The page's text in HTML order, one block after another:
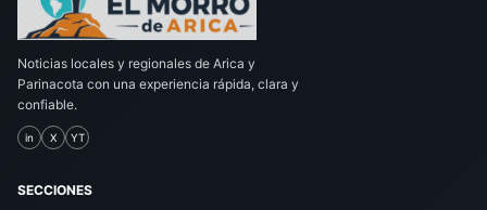
Noticias locales y regionales de Arica y
Parinacota con una experiencia rápida, clara y
confiable.
in X YT
SECCIONES